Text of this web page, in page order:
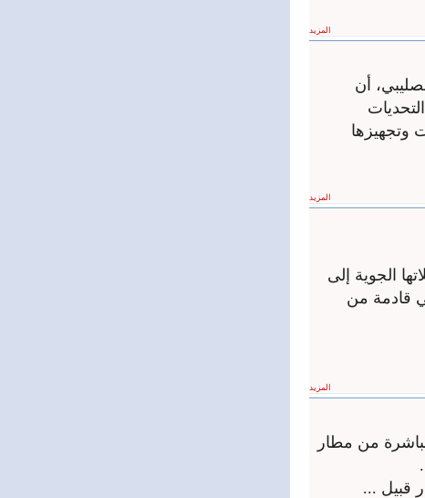
المزيد
أن
وتجهيزها
المزيد
الجوية إلى
قادمة من
المزيد
من مطار
قبيل ...